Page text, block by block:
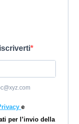
e
per l’invio della